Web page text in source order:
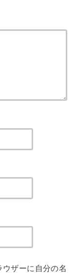
ザーに自分の名